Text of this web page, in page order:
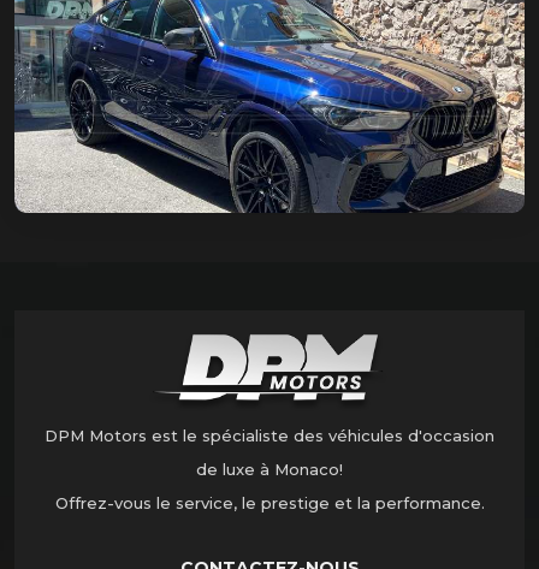
DPM Motors est le spécialiste des véhicules d'occasion
de luxe à Monaco!
Offrez-vous le service, le prestige et la performance.